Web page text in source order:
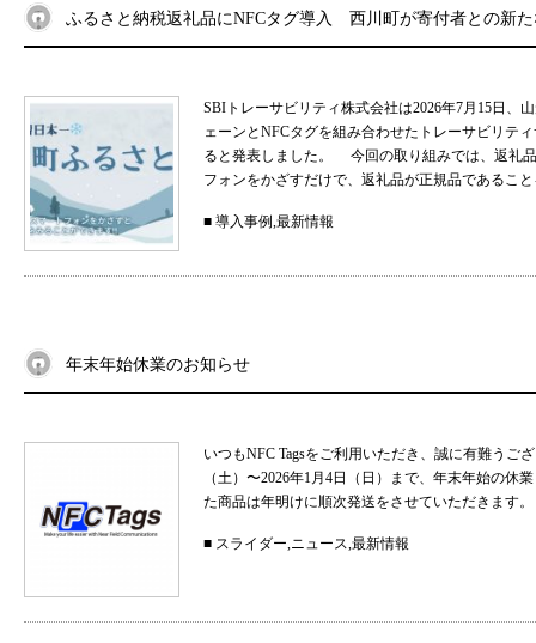
ふるさと納税返礼品にNFCタグ導入 西川町が寄付者との新
SBIトレーサビリティ株式会社は2026年7月15日、
ェーンとNFCタグを組み合わせたトレーサビリテ
ると発表しました。 今回の取り組みでは、返礼
フォンをかざすだけで、返礼品が正規品であるこ
■ 導入事例,最新情報
年末年始休業のお知らせ
いつもNFC Tagsをご利用いただき、誠に有難う
（土）〜2026年1月4日（日）まで、年末年始の
た商品は年明けに順次発送をさせていただきます
■ スライダー,ニュース,最新情報